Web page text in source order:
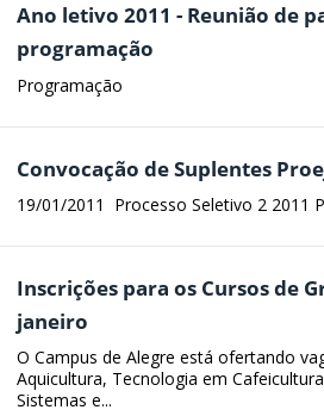
Ano letivo 2011 - Reunião de
programação
Programação
Convocação de Suplentes
19/01/2011 Processo Seletivo 2 2011
Inscrições para os Cursos de
janeiro
O Campus de Alegre está ofertando
Aquicultura, Tecnologia em
Sistemas e...